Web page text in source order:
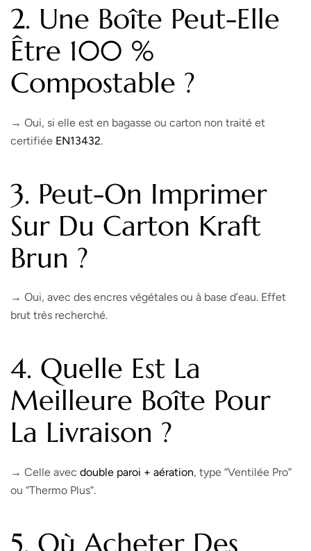
2. Une Boîte Peut-Elle
Être 100 %
Compostable ?
→ Oui, si elle est en bagasse ou carton non traité et
certifiée EN13432.
3. Peut-On Imprimer
Sur Du Carton Kraft
Brun ?
→ Oui, avec des encres végétales ou à base d’eau. Effet
brut très recherché.
4. Quelle Est La
Meilleure Boîte Pour
La Livraison ?
→ Celle avec double paroi + aération, type “Ventilée Pro”
ou “Thermo Plus”.
5. Où Acheter Des